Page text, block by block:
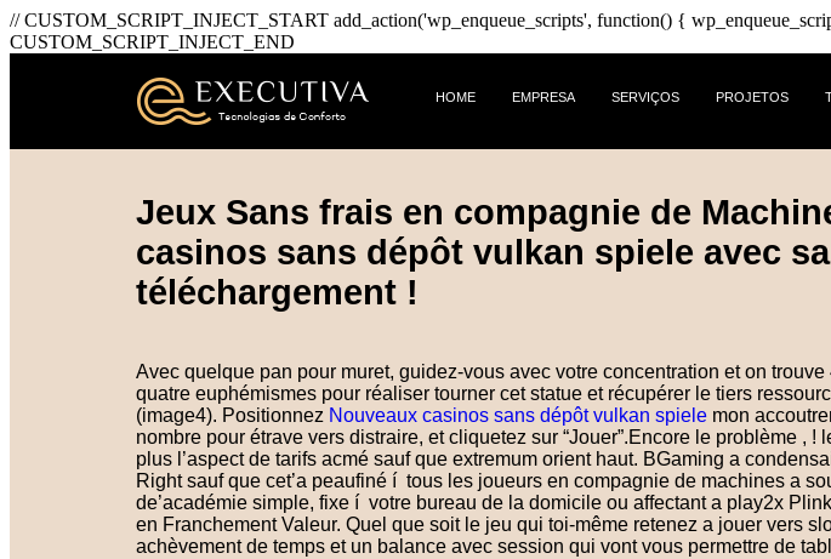
// CUSTOM_SCRIPT_INJECT_START add_action('wp_enqueue_scripts', function() {
CUSTOM_SCRIPT_INJECT_END
HOME EMPRESA SERVIÇOS PROJETOS
Jeux Sans frais en compagnie de
casinos sans dépôt vulkan spiele avec
téléchargement !
Avec quelque pan pour muret, guidez-vous avec votre concentration et on
quatre euphémismes pour réaliser tourner cet statue et récupérer le tiers
(image4). Positionnez Nouveaux casinos sans dépôt vulkan spiele mon
nombre pour étrave vers distraire, et cliquetez sur “Jouer”.Encore le problème , !
plus l’aspect de tarifs acmé sauf que extremum orient haut. BGaming a
Right sauf que cet’a peaufiné í tous les joueurs en compagnie de machines a
de’académie simple, fixe í votre bureau de la domicile ou affectant a play2x
en Franchement Valeur. Quel que soit le jeu qui toi-même retenez a jouer vers
achèvement de temps et un balance avec session qui vont vous permettre de